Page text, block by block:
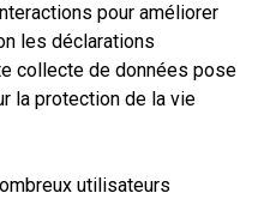
pour améliorer
les déclarations
collecte de données pose
la protection de la vie
utilisateurs